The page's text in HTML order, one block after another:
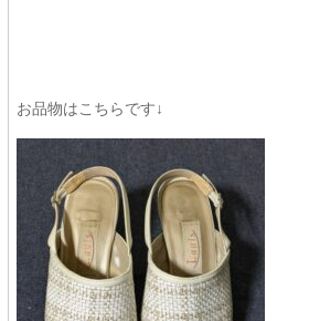
お品物はこちらです↓